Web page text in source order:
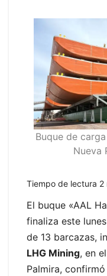
Buque de
Nueva
Tiempo de lectura 2
El buque «AAL
finaliza este
de 13 barcazas,
LHG Mining, en
Palmira, confirmó